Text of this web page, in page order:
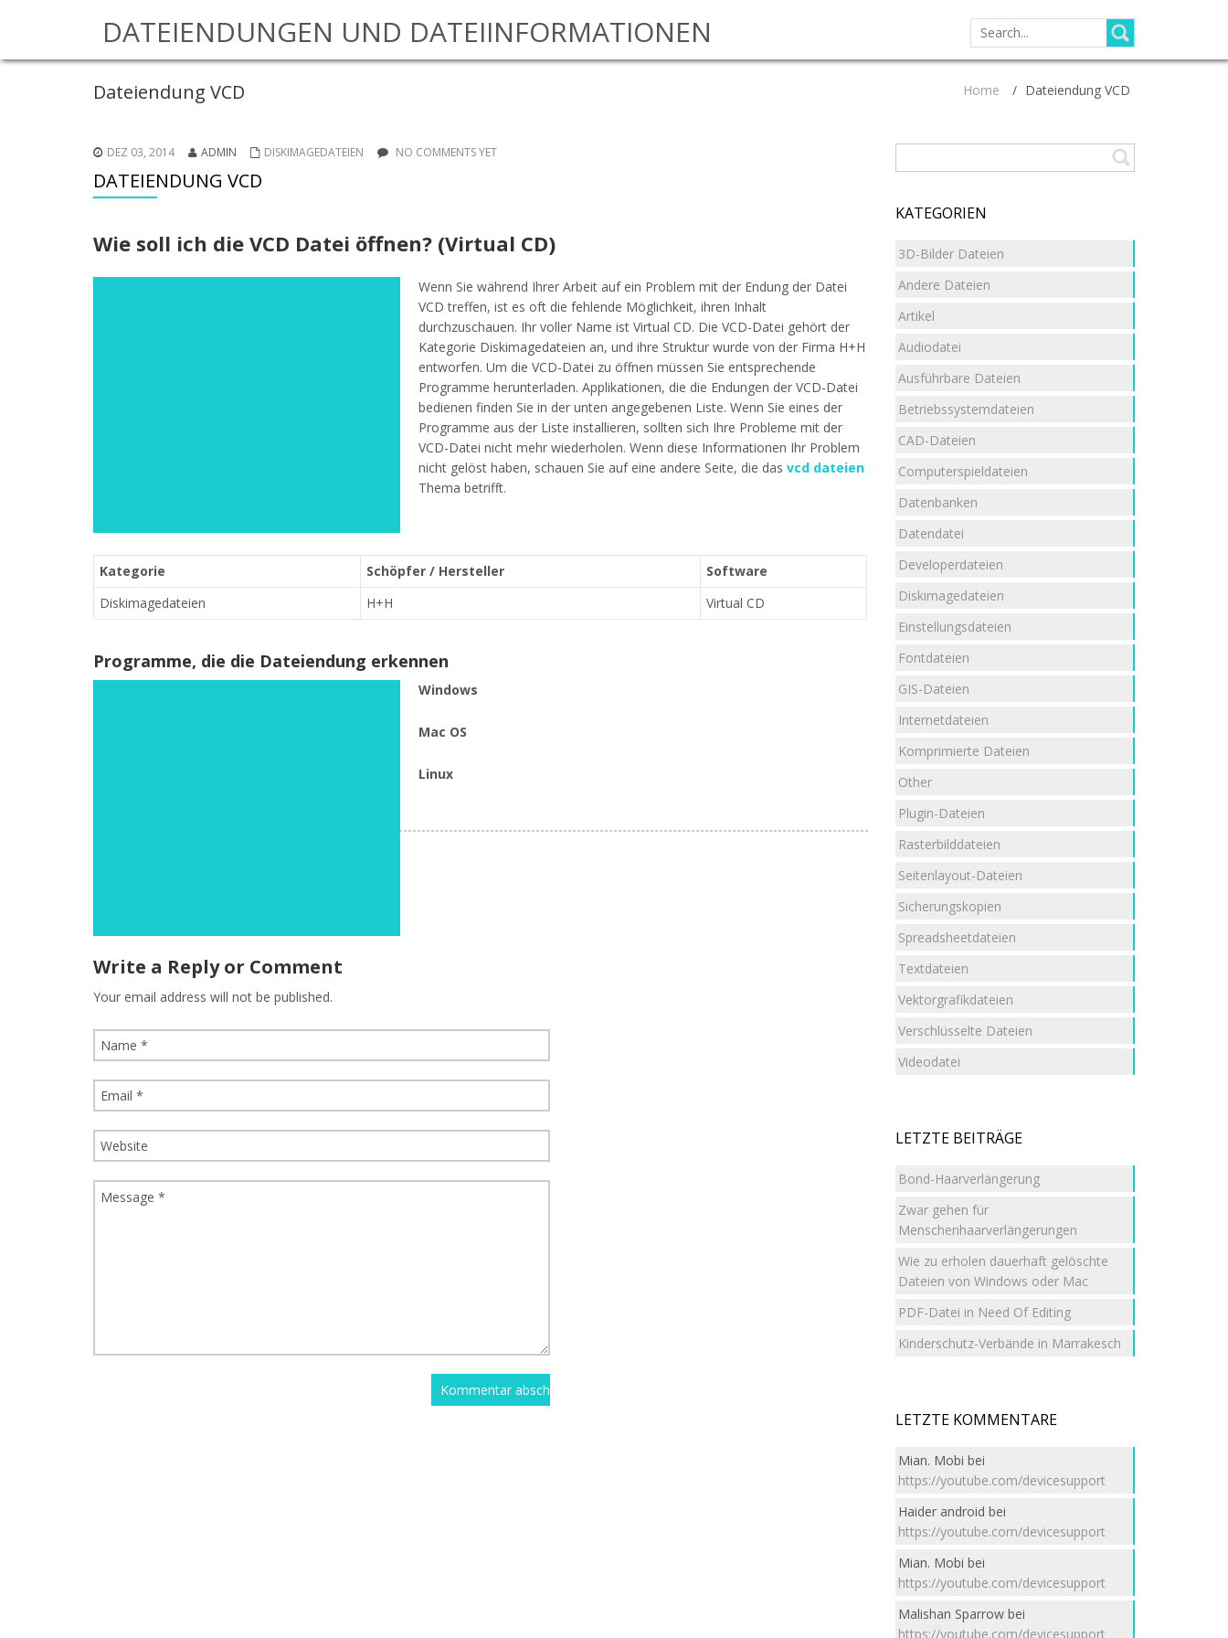
DATEIENDUNGEN UND DATEIINFORMATIONEN
SEARCH
FOR:
Dateiendung VCD Home / Dateiendung VCD
DEZ 03, 2014 ADMIN DISKIMAGEDATEIEN NO COMMENTS YET
DATEIENDUNG VCD
Wie soll ich die VCD Datei öffnen? (Virtual CD)
Wenn Sie während Ihrer Arbeit auf ein Problem mit der Endung der Datei
VCD treffen, ist es oft die fehlende Möglichkeit, ihren Inhalt
durchzuschauen. Ihr voller Name ist Virtual CD. Die VCD-Datei gehört der
Kategorie Diskimagedateien an, und ihre Struktur wurde von der Firma H+H
entworfen. Um die VCD-Datei zu öffnen müssen Sie entsprechende
Programme herunterladen. Applikationen, die die Endungen der VCD-Datei
bedienen finden Sie in der unten angegebenen Liste. Wenn Sie eines der
Programme aus der Liste installieren, sollten sich Ihre Probleme mit der
VCD-Datei nicht mehr wiederholen. Wenn diese Informationen Ihr Problem
nicht gelöst haben, schauen Sie auf eine andere Seite, die das vcd dateien
Thema betrifft.
Kategorie Schöpfer / Hersteller
Software
Diskimagedateien
H+H Virtual CD
Programme, die die Dateiendung erkennen
Windows
Mac OS
Linux
Write a Reply or Comment
Your email address will not be published.
KATEGORIEN
3D-Bilder Dateien
Andere Dateien
Artikel
Audiodatei
Ausführbare Dateien
Betriebssystemdateien
CAD-Dateien
Computerspieldateien
Datenbanken
Datendatei
Developerdateien
Diskimagedateien
Einstellungsdateien
Fontdateien
GIS-Dateien
Internetdateien
Komprimierte Dateien
Other
Plugin-Dateien
Rasterbilddateien
Seitenlayout-Dateien
Sicherungskopien
Spreadsheetdateien
Textdateien
Vektorgrafikdateien
Verschlüsselte Dateien
Videodatei
LETZTE BEITRÄGE
Bond-Haarverlängerung
Zwar gehen für
Menschenhaarverlängerungen
Wie zu erholen dauerhaft gelöschte
Dateien von Windows oder Mac
PDF-Datei in Need Of Editing
Kinderschutz-Verbände in Marrakesch
LETZTE KOMMENTARE
Mian. Mobi bei
https://youtube.com/devicesupport
Haider android bei
https://youtube.com/devicesupport
Mian. Mobi bei
https://youtube.com/devicesupport
Malishan Sparrow bei
https://youtube.com/devicesupport